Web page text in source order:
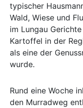
typischer
Wald, Wiese und
im Lungau
Kartoffel in der
als eine der
wurde.
Rund eine Woche
den Murradweg